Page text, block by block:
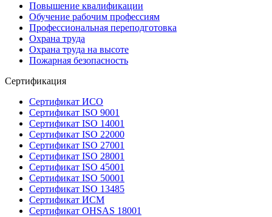
Повышение квалификации
Обучение рабочим профессиям
Профессиональная переподготовка
Охрана труда
Охрана труда на высоте
Пожарная безопасность
Сертификация
Сертификат ИСО
Сертификат ISO 9001
Сертификат ISO 14001
Сертификат ISO 22000
Сертификат ISO 27001
Сертификат ISO 28001
Сертификат ISO 45001
Сертификат ISO 50001
Сертификат ISO 13485
Сертификат ИСМ
Сертификат OHSAS 18001